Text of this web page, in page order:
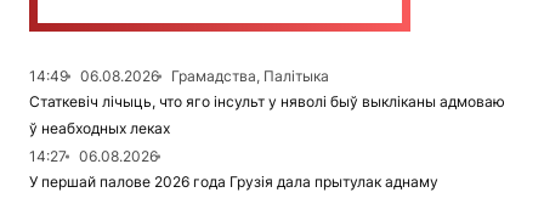
14:49 06.08.2026
Грамадства, Палітыка
Статкевіч лічыць, что яго інсульт у няволі быў выкліканы адмоваю
ў неабходных леках
14:27
06.08.2026
У першай палове 2026 года Грузія дала прытулак аднаму